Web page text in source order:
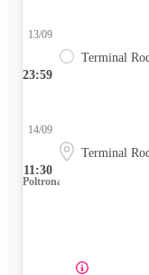
23:59
13/09
Terminal
11:30
14/09
Terminal
Poltrona